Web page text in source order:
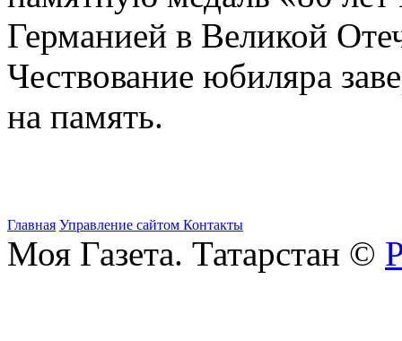
Германией в Великой
Чествование юбиляра
на память.
Главная Управление сайтом Контакты
Моя Газета. Татарстан ©